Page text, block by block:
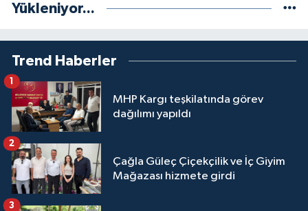
Yükleniyor...
Trend Haberler
MHP Kargı teşkilatında görev
dağılımı yapıldı
1
Çağla Güleç Çiçekçilik ve İç Giyim
Mağazası hizmete girdi
2
3